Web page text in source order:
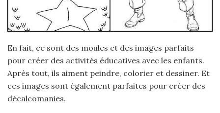
En fait, ce sont des moules et des images parfaits
pour créer des activités éducatives avec les enfants.
Après tout, ils aiment peindre, colorier et dessiner. Et
ces images sont également parfaites pour créer des
décalcomanies.